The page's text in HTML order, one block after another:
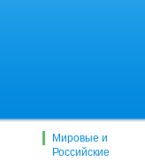
Мировые и
Российские